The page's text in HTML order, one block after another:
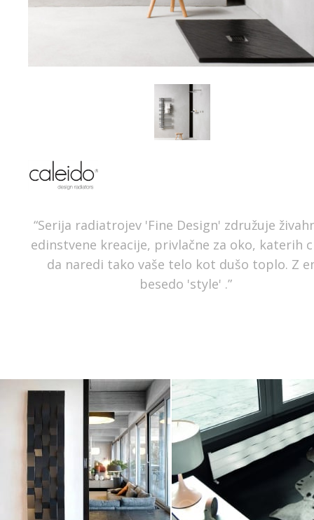
“Serija radiatrojev 'Fine Design' združuje
edinstvene kreacije, privlačne za oko, katerih
da naredi tako vaše telo kot dušo toplo. Z
besedo 'style' .”